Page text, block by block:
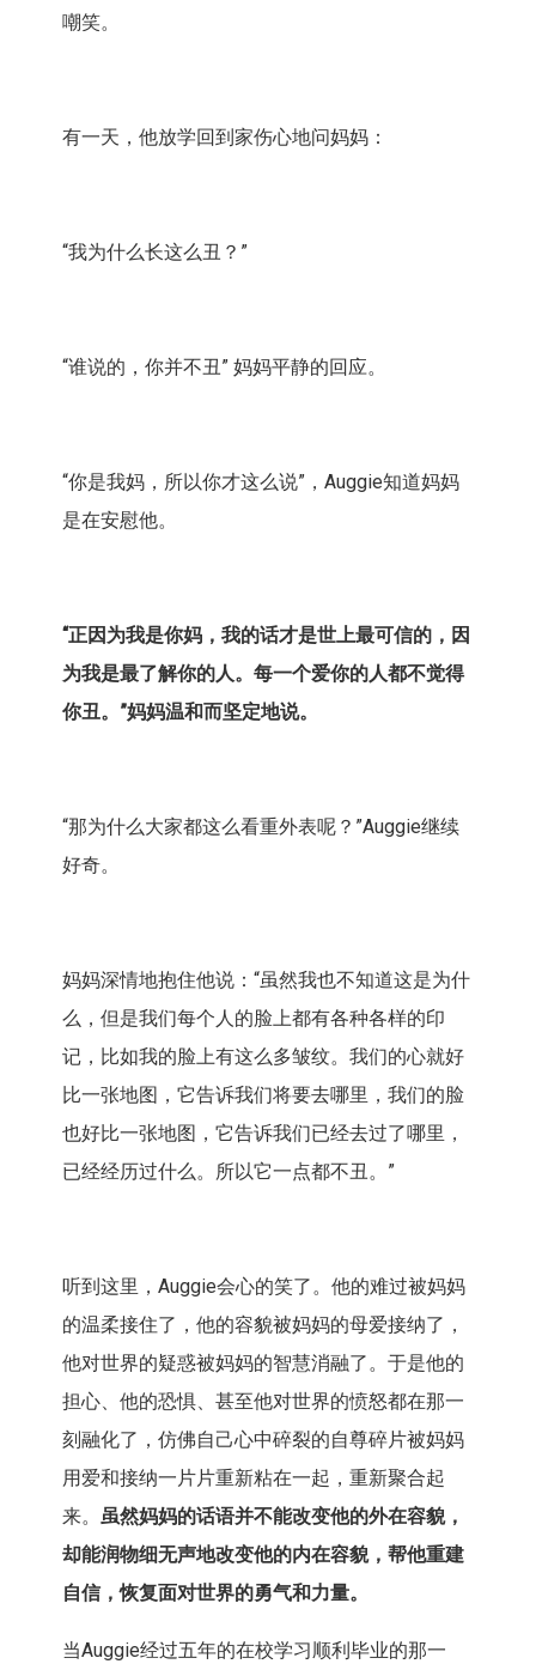
嘲笑。
有一天，他放学回到家伤心地问妈妈：
“我为什么长这么丑？”
“谁说的，你并不丑” 妈妈平静的回应。
“你是我妈，所以你才这么说”，Auggie知道妈妈
是在安慰他。
“正因为我是你妈，我的话才是世上最可信的，因
为我是最了解你的人。每一个爱你的人都不觉得
你丑。”妈妈温和而坚定地说。
“那为什么大家都这么看重外表呢？”Auggie继续
好奇。
妈妈深情地抱住他说：“虽然我也不知道这是为什
么，但是我们每个人的脸上都有各种各样的印
记，比如我的脸上有这么多皱纹。我们的心就好
比一张地图，它告诉我们将要去哪里，我们的脸
也好比一张地图，它告诉我们已经去过了哪里，
已经经历过什么。所以它一点都不丑。”
听到这里，Auggie会心的笑了。他的难过被妈妈
的温柔接住了，他的容貌被妈妈的母爱接纳了，
他对世界的疑惑被妈妈的智慧消融了。于是他的
担心、他的恐惧、甚至他对世界的愤怒都在那一
刻融化了，仿佛自己心中碎裂的自尊碎片被妈妈
用爱和接纳一片片重新粘在一起，重新聚合起
来。 虽然妈妈的话语并不能改变他的外在容貌，
却能润物细无声地改变他的内在容貌，帮他重建
自信，恢复面对世界的勇气和力量。
当Auggie经过五年的在校学习顺利毕业的那一